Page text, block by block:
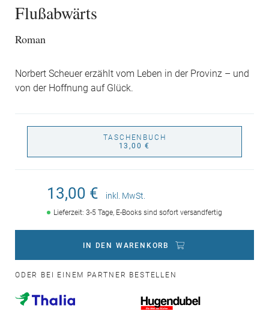
Flußabwärts
Roman
Norbert Scheuer erzählt vom Leben in der Provinz – und
von der Hoffnung auf Glück.
TASCHENBUCH
13,00 €
13,00 € inkl. MwSt.
Lieferzeit: 3-5 Tage, E-Books sind sofort versandfertig
IN DEN WARENKORB
ODER BEI EINEM PARTNER BESTELLEN